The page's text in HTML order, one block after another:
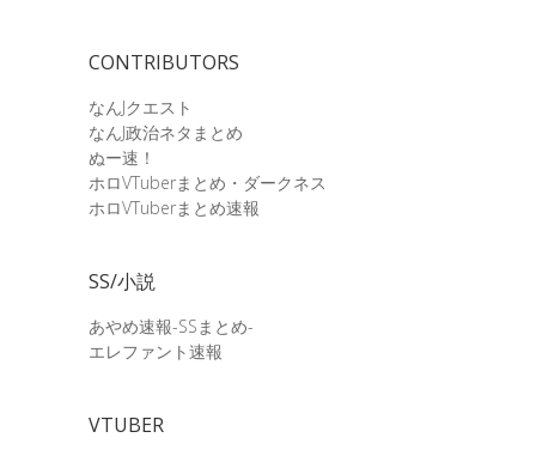
CONTRIBUTORS
なんJクエスト
なんJ政治ネタまとめ
ぬー速！
ホロVTuberまとめ・ダークネス
ホロVTuberまとめ速報
SS/小説
あやめ速報-SSまとめ-
エレファント速報
VTUBER